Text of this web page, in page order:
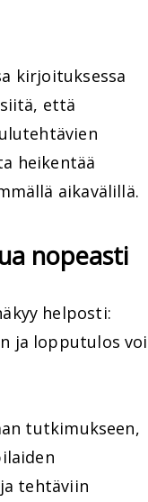
kirjoituksessa
että
heikentää
aikavälillä.
nopeasti
helposti:
ja lopputulos voi
tutkimukseen,
tehtäviin